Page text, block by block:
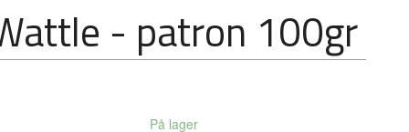
- patron 100gr
På lager